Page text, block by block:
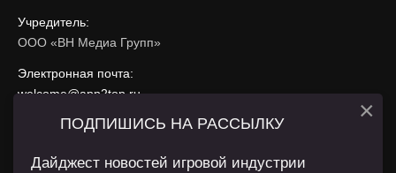
Учредитель:
ООО «ВН Медиа Групп»
Электронная почта:
welcome@app2top.ru
При использовании материалов активная ссылка на
ПОДПИШИСЬ НА РАССЫЛКУ
Дайджест новостей игровой индустрии
×